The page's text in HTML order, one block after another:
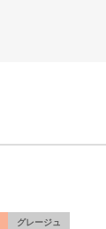
グレージュ